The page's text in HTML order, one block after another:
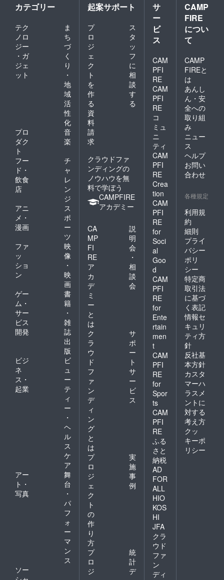
カテゴリー
テク
ノロ
ジー
・ガ
ジェ
ット
ま
ち
づ
く
り
・
地
域
活
性
化
プロ
ダク
ト
音
楽
フー
ド・
飲食
店
チ
ャ
レ
ン
ジ
アニ
メ・
漫画
ス
ポ
ー
ツ
ファ
ッ
ショ
ン
映
像
・
映
画
ゲー
ム・
サー
ビス
開発
書
籍
・
雑
誌
出
版
ビジ
ネ
ス・
起業
ビ
ュ
ー
テ
ィ
ー
・
ヘ
ル
ス
ケ
ア
アー
ト・
写真
舞
台
・
パ
フ
ォ
ー
マ
ン
ス
ソー
起案サポート
プ
ロ
ジ
ェ
ク
ト
を
作
る
ス
タ
ッ
フ
に
相
談
す
る
資
料
請
求
クラウドファ
ンディングの
ノウハウを無
料で学ぼう
CAMPFIRE
アカデミー
CA
MP
FI
RE
ア
カ
デ
ミ
ー
と
は
説
明
会
・
相
談
会
ク
ラ
ウ
ド
フ
ァ
ン
デ
ィ
ン
グ
と
は
サ
ポ
ー
ト
サ
ー
ビ
ス
プ
ロ
ジ
ェ
ク
ト
の
作
り
方
実
施
事
例
プ
ロ
ジ
統
計
デ
サ
ー
ビ
ス
CAM
PFI
RE
CAM
PFI
RE
コ
ミュ
ニ
ティ
CAM
PFI
RE
Crea
tion
CAM
PFI
RE
for
Soci
al
Goo
d
CAM
PFI
RE
for
Ente
rtain
men
t
CAM
PFI
RE
for
Spor
ts
CAM
PFI
RE
ふる
さと
納税
AD
FOR
ALL
HIO
KOS
HI
JFA
クラ
ウド
ファ
ン
ディ
CAMP
FIRE
につい
て
CAMP
FIREと
は
あんし
ん・安
全への
取り組
み
ニュー
ス
ヘルプ
お問い
合わせ
各種規定
利用規
約
細則
プライ
バシー
ポリ
シー
特定商
取引法
に基づ
く表記
情報セ
キュリ
ティ方
針
反社基
本方針
カスタ
マーハ
ラスメ
ントに
対する
考え方
クッ
キーポ
リシー